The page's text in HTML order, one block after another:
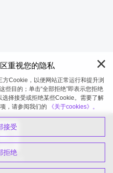
重视您的隐私
Cookie，以便网站正常运行和提升浏
些目的；单击“全部拒绝”即表示您拒绝
择接受或拒绝某些Cookie。需要了解
，请参阅我们的
《关于cookies》。
接受
拒绝